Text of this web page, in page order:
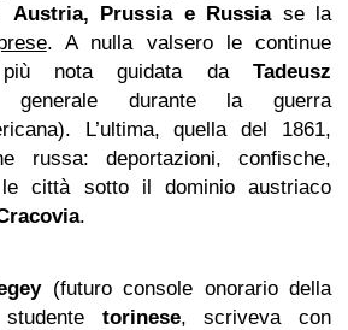
Austria, Prussia e Russiase la
. A nulla valsero le continue
nota guidata da Tadeusz
durante la guerra
L’ultima, quella del 1861,
russa: deportazioni, confische,
le città sotto il dominio austriaco
.
(futuro console onorario della
torinese, scriveva con